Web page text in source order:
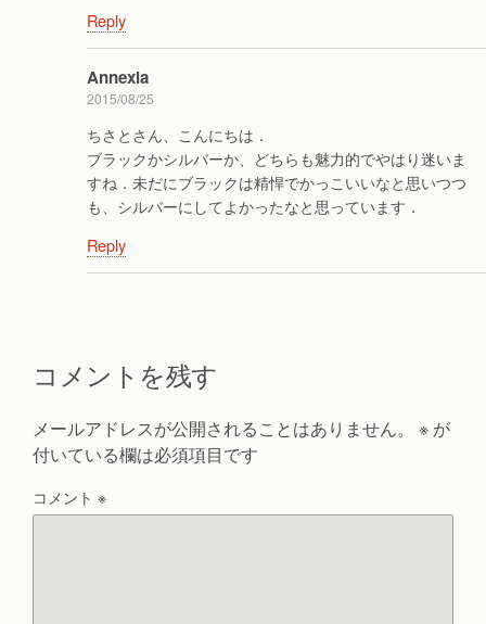
Reply
Annexia
2015/08/25
ちさとさん、こんにちは．
ブラックかシルバーか、どちらも魅力的でやはり迷いま
すね．未だにブラックは精悍でかっこいいなと思いつつ
も、シルバーにしてよかったなと思っています．
Reply
コメントを残す
メールアドレスが公開されることはありません。 ※ が
付いている欄は必須項目です
コメント ※